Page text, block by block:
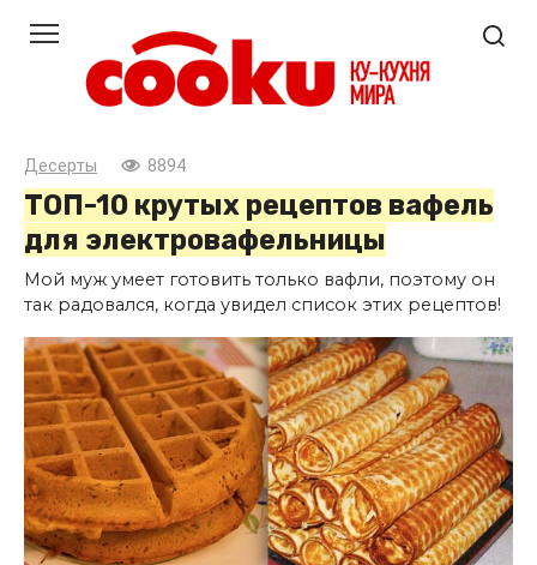
контенту
Десерты 8894
ТОП-10 крутых рецептов вафель
для электровафельницы
Мой муж умеет готовить только вафли, поэтому он
так радовался, когда увидел список этих рецептов!